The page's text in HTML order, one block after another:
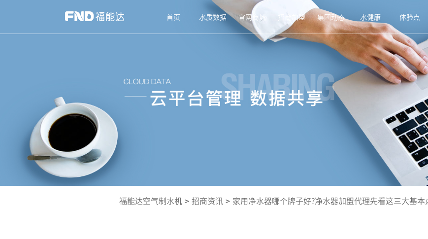
首页 水质数据 官网商城 招商加盟 集团动态 水健康 体验点
福能达空气制水机 > 招商资讯 > 家用净水器哪个牌子好?净水器加盟代理先看这三大基本